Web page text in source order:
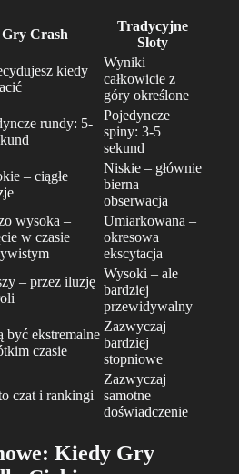
Gry Crash
Tradycyjne
Sloty
kiedy
Wyniki
całkowicie z
góry określone
rundy: 5-
Pojedyncze
spiny: 3-5
sekund
– ciągłe
Niskie – głównie
bierna
obserwacja
wysoka –
w czasie
Umiarkowana –
okresowa
ekscytacja
– przez iluzję
Wysoki – ale
bardziej
przewidywalny
być ekstremalne
czasie
Zazwyczaj
bardziej
stopniowe
czat i rankingi
Zazwyczaj
samotne
doświadczenie
Kiedy Gry